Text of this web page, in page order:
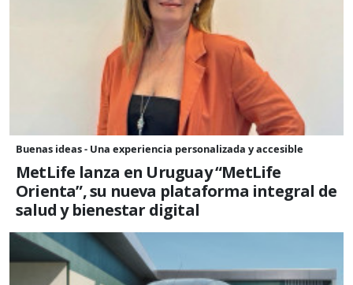
Buenas ideas - Una experiencia personalizada y accesible
MetLife lanza en Uruguay “MetLife
Orienta”, su nueva plataforma integral de
salud y bienestar digital